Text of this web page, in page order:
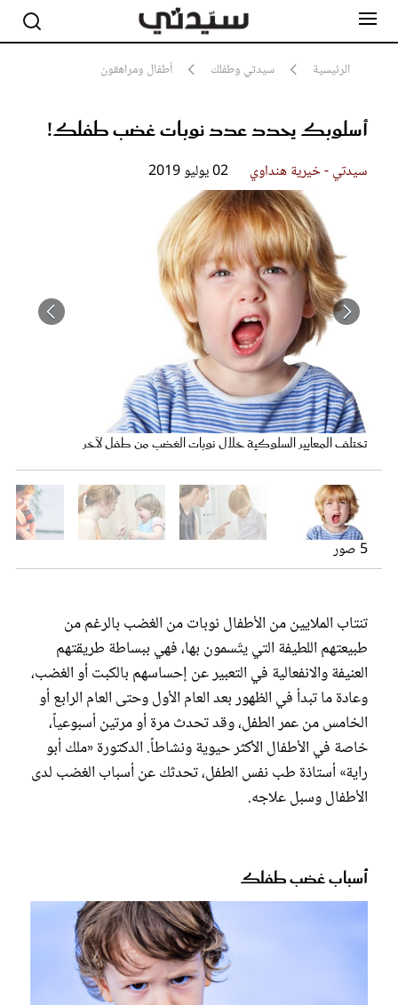
الرئيسية سيدتي وطفلك أطفال ومراهقون
أسلوبك يحدد عدد نوبات غضب طفلك!
سيدتي - خيرية هنداوي 02 يوليو 2019
تختلف المعايير السلوكية خلال نوبات الغضب من طفل لآخر
ولكل تصرفاته تبعاً لأسلوب تربيته
على الآباء الإقلاع عن غضبهم وثورتهم
اغمري طفلك بالحنان
5 صور
تنتاب الملايين من الأطفال نوبات من الغضب بالرغم من
طبيعتهم اللطيفة التي يتّسمون بها، فهي ببساطة طريقتهم
العنيفة والانفعالية في التعبير عن إحساسهم بالكبت أو الغضب،
وعادة ما تبدأ في الظهور بعد العام الأول وحتى العام الرابع أو
الخامس من عمر الطفل، وقد تحدث مرة أو مرتين أسبوعياً،
خاصة في الأطفال الأكثر حيوية ونشاطاً. الدكتورة «ملك أبو
راية» أستاذة طب نفس الطفل، تحدثك عن أسباب الغضب لدى
الأطفال وسبل علاجه.
أسباب غضب طفلك
مشاهير
جمال
صحة ورشاقة
سيدتي وطفلك
لايف ستايل
فيديو
مطبخ سيدتي
مقالات الرأي
عروس سيدتي
مجلة سيدتي
غلاف رفمي